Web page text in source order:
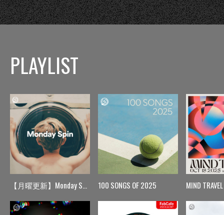
PLAYLIST
【月曜更新】Monday Spin 100 SONGS OF 2025 MIND TRAVEL